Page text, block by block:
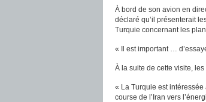
À bord de son avion en
déclaré qu’il présenterait
Turquie concernant les
« Il est important …
À la suite de cette visite,
« La Turquie est
course de l’Iran vers